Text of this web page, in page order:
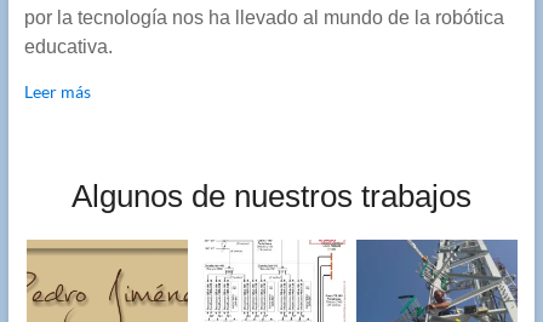
por la tecnología nos ha llevado al mundo de la robótica
educativa.
Leer más
Algunos de nuestros trabajos